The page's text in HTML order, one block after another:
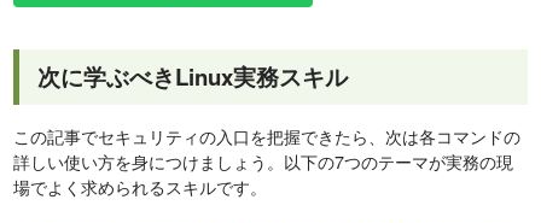
次に学ぶべきLinux実務スキル
この記事でセキュリティの入口を把握できたら、次は各コマンドの
詳しい使い方を身につけましょう。以下の7つのテーマが実務の現
場でよく求められるスキルです。